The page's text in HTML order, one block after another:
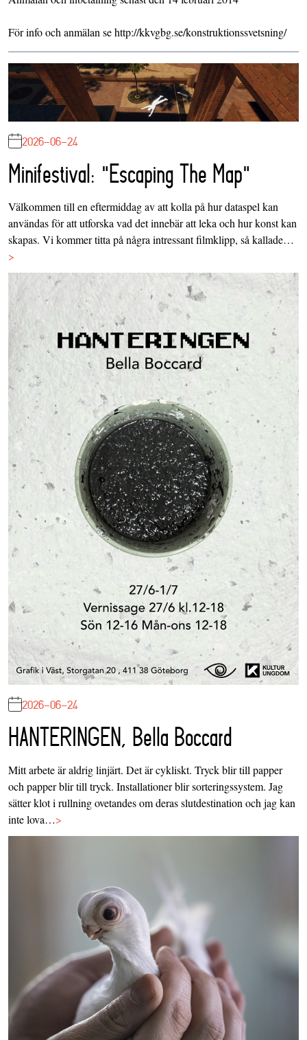
För info och anmälan se http://kkvgbg.se/konstruktionssvetsning/
2026-06-24
Minifestival: "Escaping The Map"
Välkommen till en eftermiddag av att kolla på hur dataspel kan
användas för att utforska vad det innebär att leka och hur konst kan
skapas. Vi kommer titta på några intressant filmklipp, så kallade…
>
2026-06-24
HANTERINGEN, Bella Boccard
Mitt arbete är aldrig linjärt. Det är cykliskt. Tryck blir till papper
och papper blir till tryck. Installationer blir sorteringssystem. Jag
sätter klot i rullning ovetandes om deras slutdestination och jag kan
inte lova…>